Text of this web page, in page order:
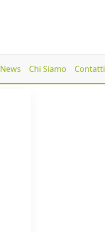
News Chi Siamo Contatti